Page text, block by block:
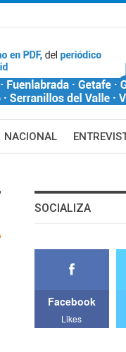
NACIONAL
SOCIALIZA
Facebook
Likes